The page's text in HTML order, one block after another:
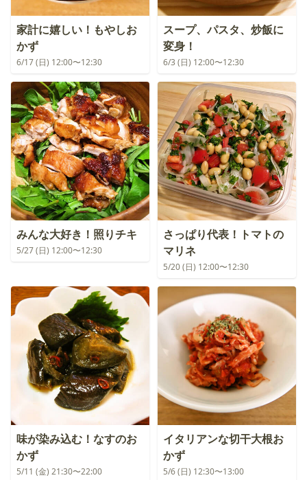
家計に嬉しい！もやしお
かず
6/17 (日) 12:00〜12:30
スープ、パスタ、炒飯に
変身！
6/3 (日) 12:00〜12:30
みんな大好き！照りチキ
5/27 (日) 12:00〜12:30
さっぱり代表！トマトの
マリネ
5/20 (日) 12:00〜12:30
味が染み込む！なすのお
かず
5/11 (金) 21:30〜22:00
イタリアンな切干大根お
かず
5/6 (日) 12:30〜13:00